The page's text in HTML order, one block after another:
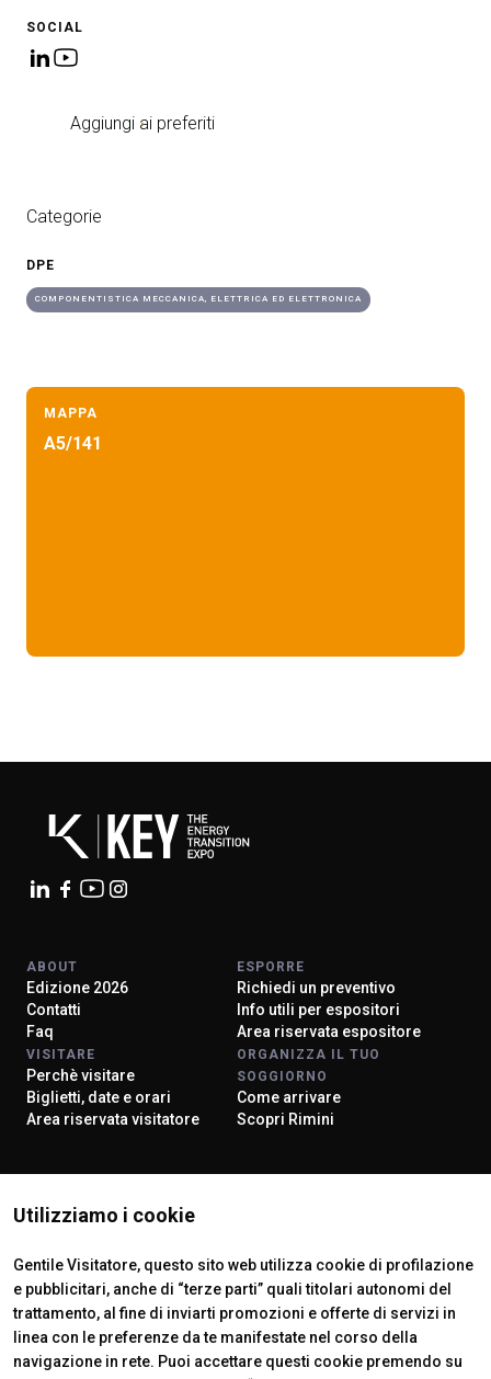
SOCIAL
Aggiungi ai preferiti
Categorie
DPE
COMPONENTISTICA MECCANICA, ELETTRICA ED ELETTRONICA
MAPPA
A5/141
Utilizziamo i cookie
Gentile Visitatore, questo sito web utilizza cookie di profilazione
e pubblicitari, anche di “terze parti” quali titolari autonomi del
trattamento, al fine di inviarti promozioni e offerte di servizi in
linea con le preferenze da te manifestate nel corso della
navigazione in rete. Puoi accettare questi cookie premendo su
ABOUT
Edizione 2026
Contatti
Faq
ESPORRE
Richiedi un preventivo
Info utili per espositori
Area riservata espositore
VISITARE
Perchè visitare
Biglietti, date e orari
Area riservata visitatore
ORGANIZZA IL TUO
SOGGIORNO
Come arrivare
Scopri Rimini
ISTITUTI CERTIFICATORI